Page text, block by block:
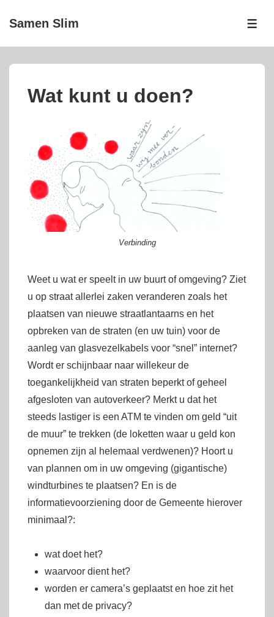
Doorgaan
Samen Slim
Wat kunt u doen?
Verbinding
Weet u wat er speelt in uw buurt of omgeving? Ziet
u op straat allerlei zaken veranderen zoals het
plaatsen van nieuwe straatlantaarns en het
opbreken van de straten (en uw tuin) voor de
aanleg van glasvezelkabels voor “snel” internet?
Wordt er schijnbaar naar willekeur de
toegankelijkheid van straten beperkt of geheel
afgesloten van autoverkeer? Merkt u dat het
steeds lastiger is een ATM te vinden om geld “uit
de muur” te trekken (de loketten waar u geld kon
opnemen zijn al helemaal verdwenen)? Hoort u
van plannen om in uw omgeving (gigantische)
windturbines te plaatsen? En is de
informatievoorziening door de Gemeente hierover
minimaal?:
wat doet het?
waarvoor dient het?
worden er camera’s geplaatst en hoe zit het
dan met de privacy?